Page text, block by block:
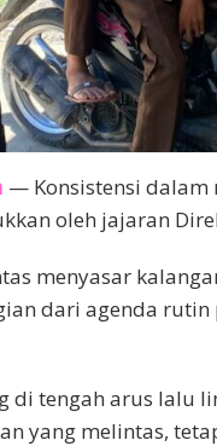
— Konsistensi dalam
oleh jajaran
menyasar
dari agenda
di tengah arus lalu
yang melintas,